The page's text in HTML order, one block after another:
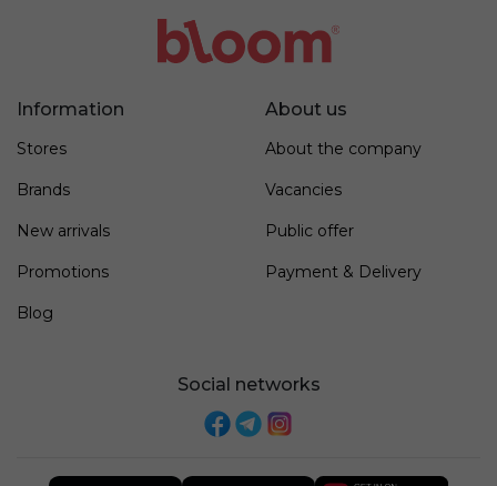
Information
Stores
Brands
New arrivals
Promotions
Blog
About us
About the company
Vacancies
Public offer
Payment & Delivery
Social networks